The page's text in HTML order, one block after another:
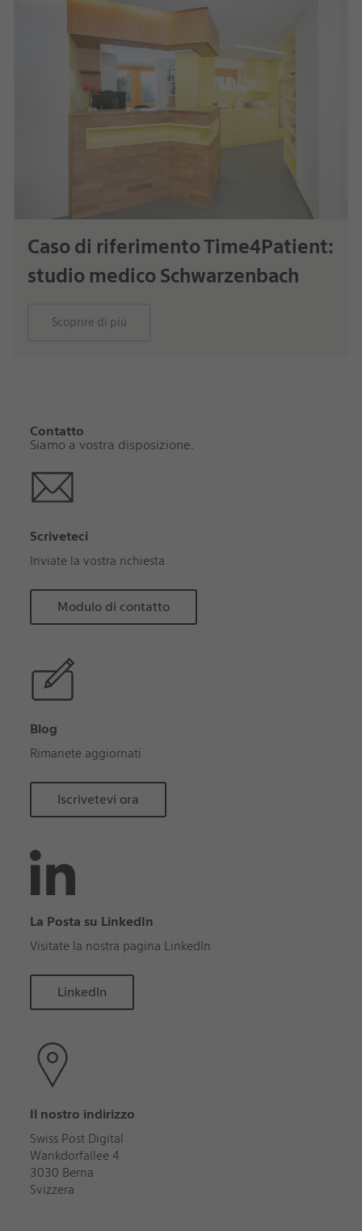
Caso di riferimento Time4Patient:
studio medico Schwarzenbach
Scoprire di più
Contatto
Siamo a vostra disposizione.
Scriveteci
Inviate la vostra richiesta
Modulo di contatto
Blog
Rimanete aggiornati
Iscrivetevi ora
La Posta su LinkedIn
Visitate la nostra pagina LinkedIn
LinkedIn
Il nostro indirizzo
Swiss Post Digital
Wankdorfallee 4
3030 Berna
Svizzera